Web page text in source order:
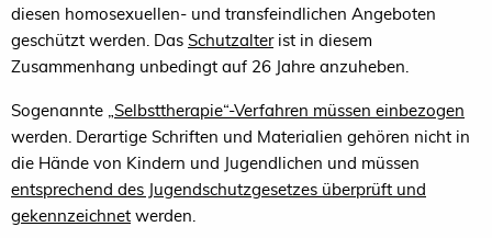
diesen homosexuellen- und transfeindlichen Angeboten
geschützt werden. Das Schutzalterist in diesem
Zusammenhang unbedingt auf 26 Jahre anzuheben.
Sogenannte „Selbsttherapie“-Verfahren müssen einbezogen
werden. Derartige Schriften und Materialien gehören nicht in
die Hände von Kindern und Jugendlichen und müssen
entsprechend des Jugendschutzgesetzes überprüft und
gekennzeichnet werden.